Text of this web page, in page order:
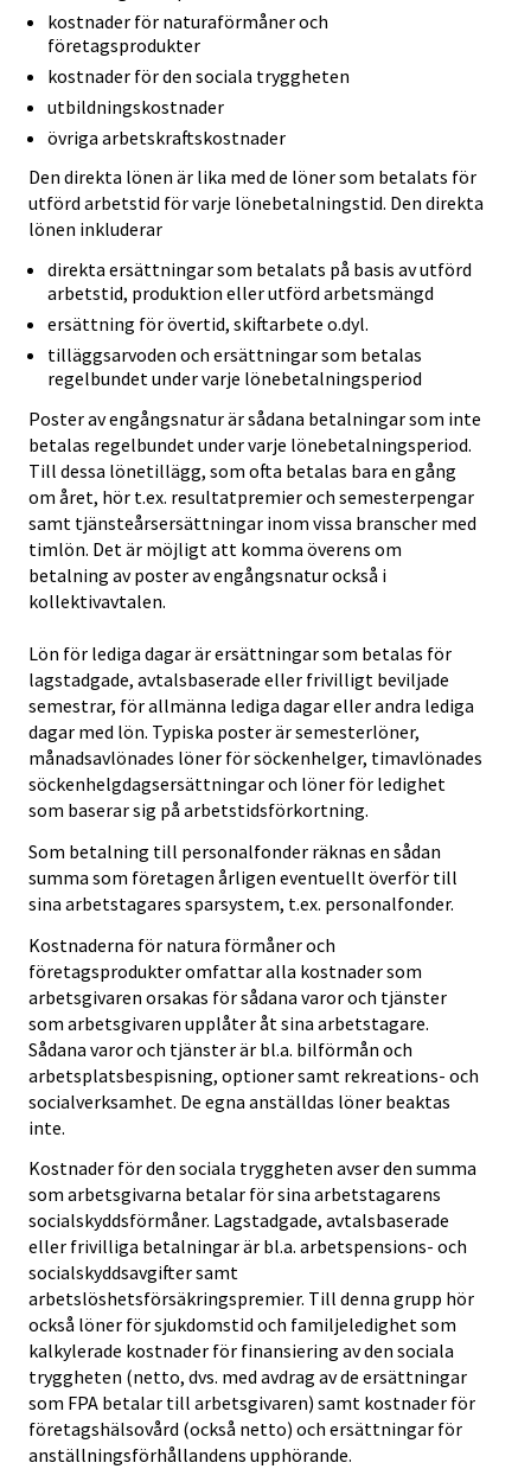
kostnader för naturaförmåner och
företagsprodukter
kostnader för den sociala tryggheten
utbildningskostnader
övriga arbetskraftskostnader
Den direkta lönen är lika med de löner som betalats för
utförd arbetstid för varje lönebetalningstid. Den direkta
lönen inkluderar
direkta ersättningar som betalats på basis av utförd
arbetstid, produktion eller utförd arbetsmängd
ersättning för övertid, skiftarbete o.dyl.
tilläggsarvoden och ersättningar som betalas
regelbundet under varje lönebetalningsperiod
Poster av engångsnatur är sådana betalningar som inte
betalas regelbundet under varje lönebetalningsperiod.
Till dessa lönetillägg, som ofta betalas bara en gång
om året, hör t.ex. resultatpremier och semesterpengar
samt tjänsteårsersättningar inom vissa branscher med
timlön. Det är möjligt att komma överens om
betalning av poster av engångsnatur också i
kollektivavtalen.
Lön för lediga dagar är ersättningar som betalas för
lagstadgade, avtalsbaserade eller frivilligt beviljade
semestrar, för allmänna lediga dagar eller andra lediga
dagar med lön. Typiska poster är semesterlöner,
månadsavlönades löner för söckenhelger, timavlönades
söckenhelgdagsersättningar och löner för ledighet
som baserar sig på arbetstidsförkortning.
Som betalning till personalfonder räknas en sådan
summa som företagen årligen eventuellt överför till
sina arbetstagares sparsystem, t.ex. personalfonder.
Kostnaderna för natura förmåner och
företagsprodukter omfattar alla kostnader som
arbetsgivaren orsakas för sådana varor och tjänster
som arbetsgivaren upplåter åt sina arbetstagare.
Sådana varor och tjänster är bl.a. bilförmån och
arbetsplatsbespisning, optioner samt rekreations- och
socialverksamhet. De egna anställdas löner beaktas
inte.
Kostnader för den sociala tryggheten avser den summa
som arbetsgivarna betalar för sina arbetstagarens
socialskyddsförmåner. Lagstadgade, avtalsbaserade
eller frivilliga betalningar är bl.a. arbetspensions- och
socialskyddsavgifter samt
arbetslöshetsförsäkringspremier. Till denna grupp hör
också löner för sjukdomstid och familjeledighet som
kalkylerade kostnader för finansiering av den sociala
tryggheten (netto, dvs. med avdrag av de ersättningar
som FPA betalar till arbetsgivaren) samt kostnader för
företagshälsovård (också netto) och ersättningar för
anställningsförhållandens upphörande.